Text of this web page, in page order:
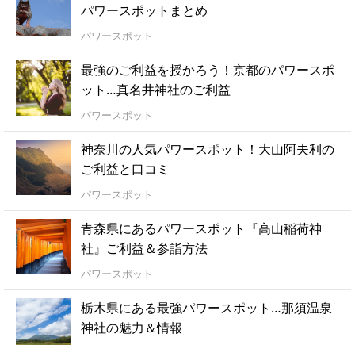
パワースポットまとめ
パワースポット
最強のご利益を授かろう！京都のパワースポ
ット…真名井神社のご利益
パワースポット
神奈川の人気パワースポット！大山阿夫利の
ご利益と口コミ
パワースポット
青森県にあるパワースポット『高山稲荷神
社』ご利益＆参詣方法
パワースポット
栃木県にある最強パワースポット…那須温泉
神社の魅力＆情報